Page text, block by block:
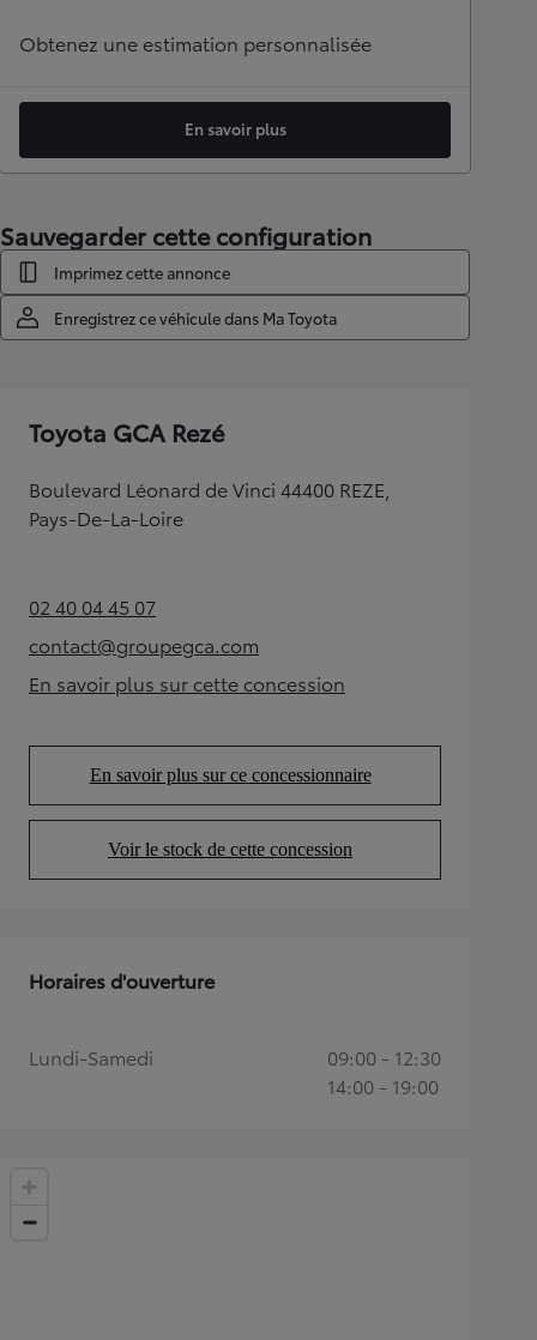
Obtenez une estimation personnalisée
En savoir plus
Sauvegarder cette configuration
Imprimez cette annonce
Enregistrez ce véhicule dans Ma Toyota
Toyota GCA Rezé
Boulevard Léonard de Vinci 44400 REZE,
Pays-De-La-Loire
02 40 04 45 07(Opens in new tab)
contact@groupegca.com
(Opens in new tab)
En savoir plus sur cette concession
(Opens in new tab)
En savoir plus sur ce concessionnaire
(Opens in new tab)
Voir le stock de cette concession
(Opens in new tab)
Horaires d'ouverture
Lundi-Samedi
09:00 - 12:30
14:00 - 19:00